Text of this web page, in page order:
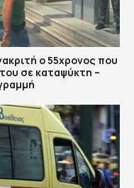
ο 55χρονος που
σε καταψύκτη –